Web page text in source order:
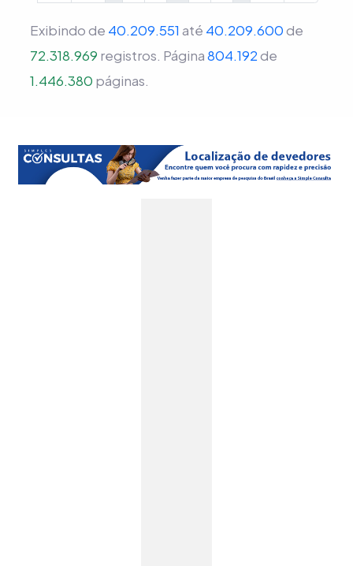
Exibindo de 40.209.551 até 40.209.600de
72.318.969 registros. Página804.192de
1.446.380 páginas.